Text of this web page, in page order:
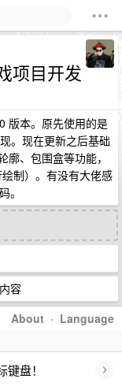
项目开发
版本。原先使用的是
。现在更新之后基础
、包围盒等功能，
制）。有没有大佬感
。
容
About · Language
盘！ ›